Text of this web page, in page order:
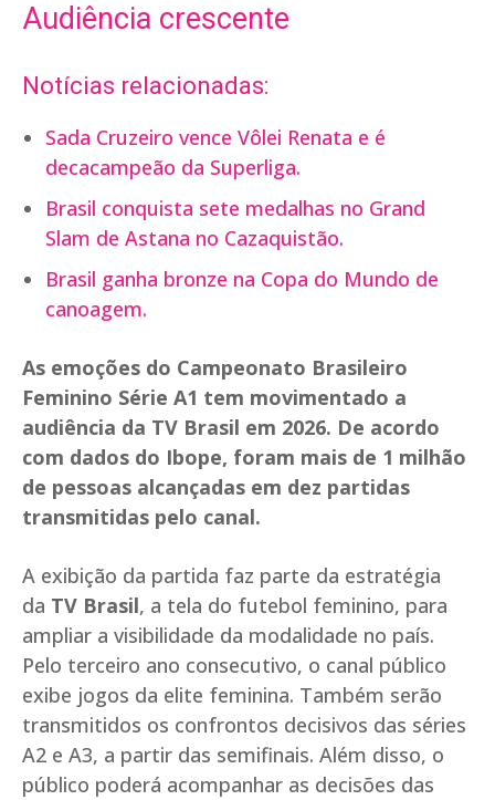
Audiência crescente
Notícias relacionadas:
Sada Cruzeiro vence Vôlei Renata e é
decacampeão da Superliga.
Brasil conquista sete medalhas no Grand
Slam de Astana no Cazaquistão.
Brasil ganha bronze na Copa do Mundo de
canoagem.
As emoções do Campeonato Brasileiro
Feminino Série A1 tem movimentado a
audiência da TV Brasil em 2026. De acordo
com dados do Ibope, foram mais de 1 milhão
de pessoas alcançadas em dez partidas
transmitidas pelo canal.
A exibição da partida faz parte da estratégia
da TV Brasil, a tela do futebol feminino, para
ampliar a visibilidade da modalidade no país.
Pelo terceiro ano consecutivo, o canal público
exibe jogos da elite feminina. Também serão
transmitidos os confrontos decisivos das séries
A2 e A3, a partir das semifinais. Além disso, o
público poderá acompanhar as decisões das